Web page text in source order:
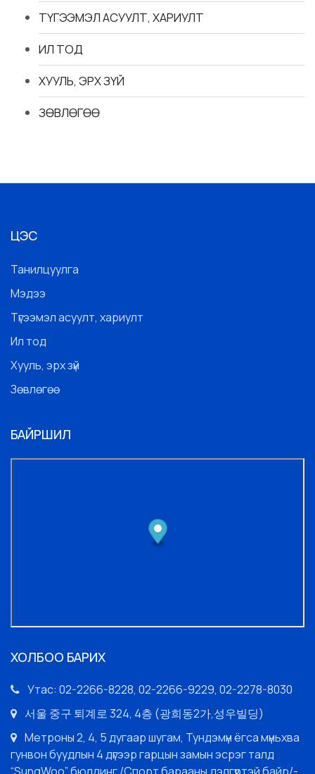
ТҮГЭЭМЭЛ АСУУЛТ, ХАРИУЛТ
ИЛ ТОД
ХУУЛЬ, ЭРХ ЗҮЙ
ЗӨВЛӨГӨӨ
ЦЭС
Танилцуулга
Мэдээ
Түгээмэл асуулт, хариулт
Ил тод
Хууль, эрх зүй
Зөвлөгөө
БАЙРШИЛ
ХОЛБОО БАРИХ
Утас: 02-2266-8228, 02-2266-9229, 02-2278-8030
서울 중구 퇴계로 324, 4층 (광희동2가,성우빌딩)
Метроны 2, 4, 5 дугаар шугам, Тундэмүн ёгса мүньхва
гунвон буудлын 4 дүгээр гарцын замын эсрэг талд